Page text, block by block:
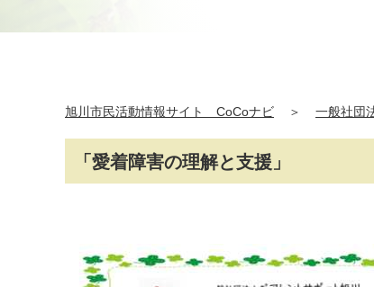
旭川市民活動情報サイト CoCoナビ ＞ 一般社団
「愛着障害の理解と支援」